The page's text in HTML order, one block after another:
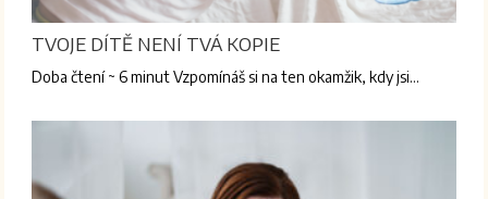
TVOJE DÍTĚ NENÍ TVÁ KOPIE
Doba čtení ~ 6 minut Vzpomínáš si na ten okamžik, kdy jsi…